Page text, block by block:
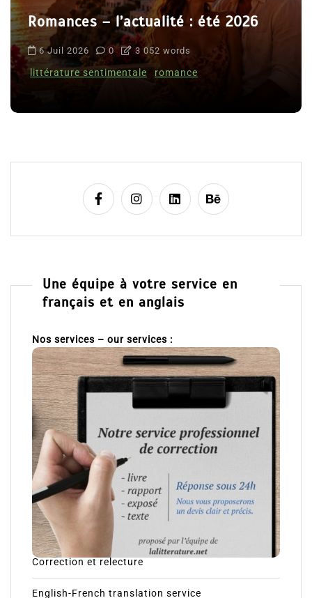
Romances – l’actualité : été 2026
6 Juil 2026 0 3 052 words
littérature sentimentale romance
Une équipe à votre service en
français et en anglais
Nos services – our services :
Correction et relecture
English-French translation service